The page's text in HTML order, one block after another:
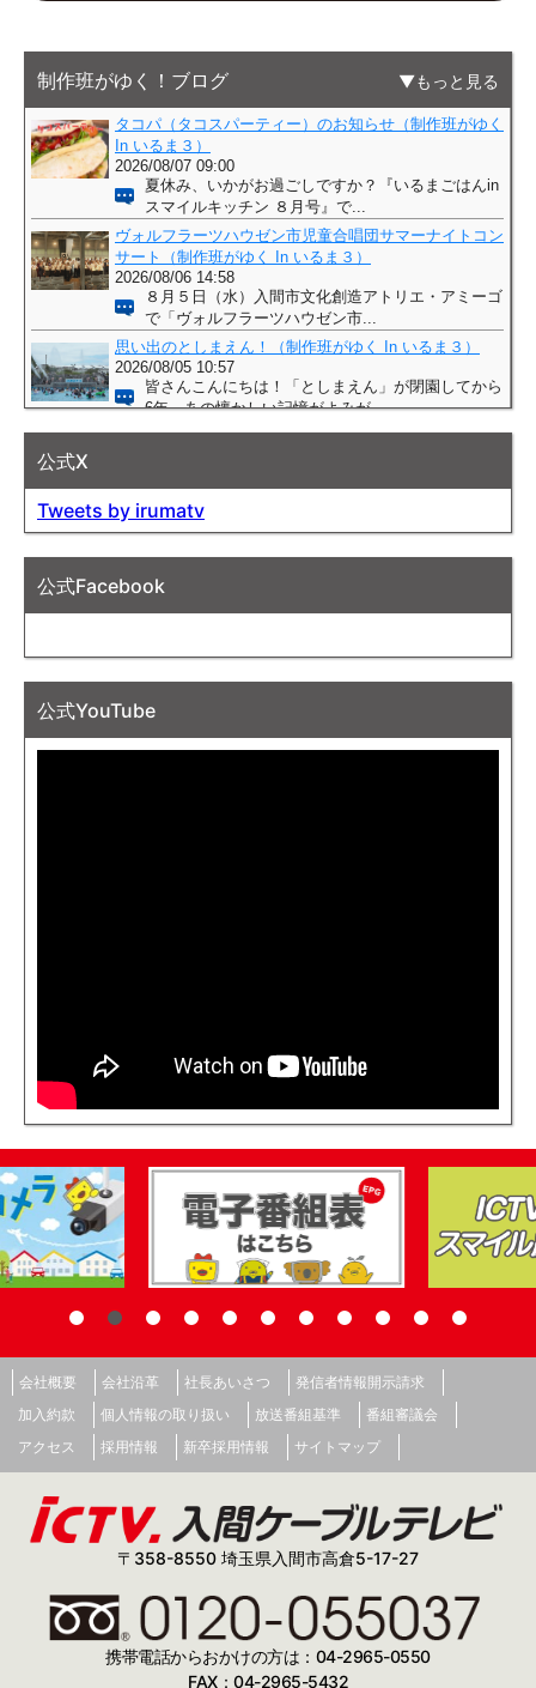
制作班がゆく！ブログ もっと見る
公式X
Tweets by irumatv
公式Facebook
公式YouTube
会社概要 会社沿革 社長あいさつ
発信者情報開示請求
加入約款
個人情報の取り扱い 放送番組基準
番組審議会
アクセス
採用情報 新卒採用情報 サイトマップ
〒358-8550 埼玉県入間市高倉5-17-27
携帯電話からおかけの方は：04-2965-0550
FAX：04-2965-5432